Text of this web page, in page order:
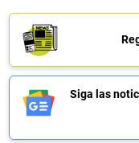
Siga las